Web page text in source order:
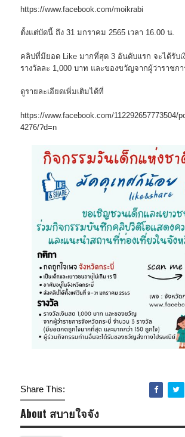
https://www.facebook.com/moikrabi
ตั้งแต่บัดนี้ ถึง 31 มกราคม 2565 เวลา 16.00 น.
คลิปที่มียอด Like มากที่สุด 3 อันดับแรก จะได้รับเ
รางวัลละ 1,000 บาท และของขวัญจากผู้ว่าราชก
ดูรายละเอียดเพิ่มเติมได้ที่
https://www.facebook.com/112292657773504/
4276/?d=n
Share This:
About สบายใจจัง